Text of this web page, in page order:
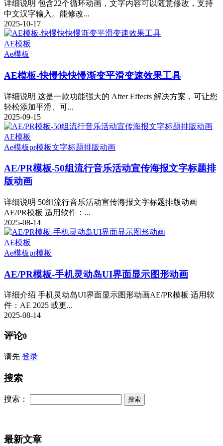
详细说明 包含22个循环动画，文字内容可以随意修改，支持
中文汉字输入。能修改...
2025-10-17
AE模板
Ae模板
AE模板-快慢快快慢渐变平滑变速效果工具
详细说明 这是一款功能强大的 After Effects 解决方案，可让您
轻松添加平滑、可...
2025-09-15
AE模板
Ae模板pr模板文字标题排版动画
AE/PR模板-50组流行音乐活动宣传海报文字标题排
版动画
详细说明 50组流行音乐活动宣传海报文字标题排版动画
AE/PR模板 适用软件：...
2025-08-14
AE模板
Ae模板pr模板
AE/PR模板-手机灵动岛UI界面显示图形动画
详细介绍 手机灵动岛UI界面显示图形动画AE/PR模板 适用软
件：AE 2025 或更...
2025-08-14
评论0
请先 登录
搜索
搜索：
最新文章